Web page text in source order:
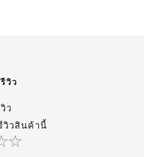
วิว
ว
วิวสินค้านี้